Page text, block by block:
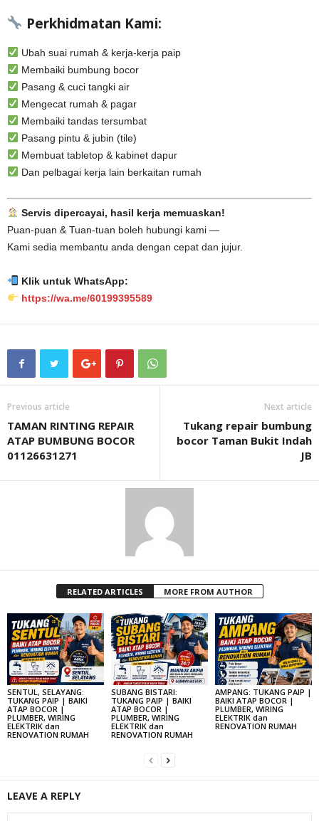
Perkhidmatan Kami:
Ubah suai rumah & kerja-kerja paip
Membaiki bumbung bocor
Pasang & cuci tangki air
Mengecat rumah & pagar
Membaiki tandas tersumbat
Pasang pintu & jubin (tile)
Membuat tabletop & kabinet dapur
Dan pelbagai kerja lain berkaitan rumah
Servis dipercayai, hasil kerja memuaskan!
Puan-puan & Tuan-tuan boleh hubungi kami —
Kami sedia membantu anda dengan cepat dan jujur.
Klik untuk WhatsApp:
https://wa.me/60199395589
Previous article
TAMAN RINTING REPAIR
ATAP BUMBUNG BOCOR
01126631271
Next article
Tukang repair bumbung
bocor Taman Bukit Indah
JB
RELATED ARTICLES MORE FROM AUTHOR
SENTUL, SELAYANG:
TUKANG PAIP | BAIKI
ATAP BOCOR |
PLUMBER, WIRING
ELEKTRIK dan
RENOVATION RUMAH
SUBANG BISTARI:
TUKANG PAIP | BAIKI
ATAP BOCOR |
PLUMBER, WIRING
ELEKTRIK dan
RENOVATION RUMAH
AMPANG: TUKANG PAIP |
BAIKI ATAP BOCOR |
PLUMBER, WIRING
ELEKTRIK dan
RENOVATION RUMAH
LEAVE A REPLY